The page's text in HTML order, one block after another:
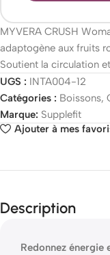
MYVERA CRUSH
adaptogène aux fruits
Soutient la circulation
UGS : INTA004-12
Catégories : Boissons,
Marque: Supplefit
Ajouter à mes
Description
Redonnez